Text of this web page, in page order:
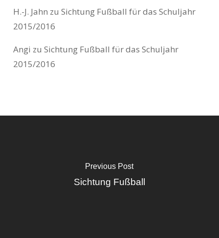
H.-J. Jahn zu Sichtung Fußball für das Schuljahr
2015/2016
Angi zu Sichtung Fußball für das Schuljahr
2015/2016
Previous Post
Sichtung Fußball